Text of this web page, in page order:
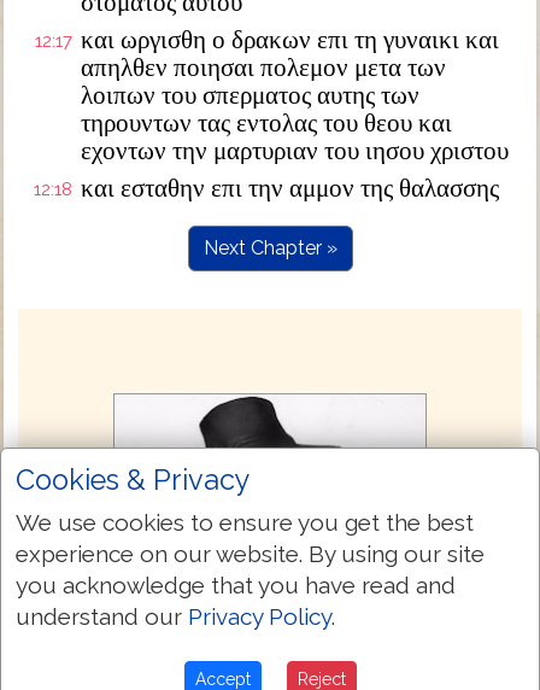
12:17 και ωργισθη ο δρακων επι τη γυναικι και
απηλθεν ποιησαι πολεμον μετα των
λοιπων του σπερματος αυτης των
τηρουντων τας εντολας του θεου και
εχοντων την μαρτυριαν του ιησου χριστου
12:18 και εσταθην επι την αμμον της θαλασσης
Next Chapter »
Cookies & Privacy
We use cookies to ensure you get the best
experience on our website. By using our site
you acknowledge that you have read and
understand our Privacy Policy.
Accept Reject